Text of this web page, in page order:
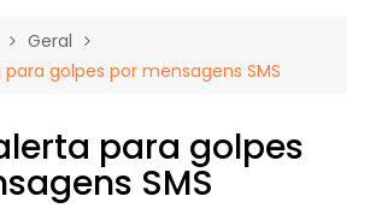
Geral
golpes por mensagens SMS
para golpes
SMS